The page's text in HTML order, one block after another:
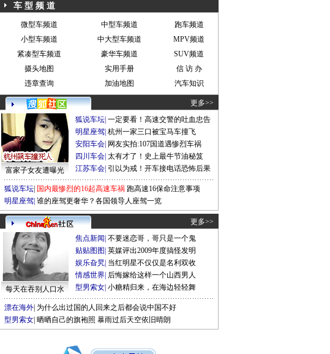
车 型 频 道
微型车频道 中型车频道
跑车频道
小型车频道
中大型车频道
MPV频道
紧凑型车频道
豪华车频道
SUV频道
摄头地图
实用手册
信 访 办
违章查询
加油地图 汽车知识
更多>>
富家子女友遭曝光
狐说车坛 一定要看！高速交警的吐血忠告
明星座驾 杭州一家三口被宝马车撞飞
安阳车会 网友实拍:107国道遇惨烈车祸
四川车会 太有才了！史上最牛节油秘笈
江苏车会 引以为戒！开车接电话恐怖后果
狐说车坛 国内最惨烈的16起高速车祸 跑高速16保命注意事项
明星座驾 谁的座驾更奢华？各国领导人座驾一览
更多>>
每天在吞别人口水
焦点新闻 不要迷恋哥，哥只是一个鬼
贴贴图图 英媒评出2009年度搞怪发明
娱乐旮旯 当红明星不仅仅是名利双收
情感世界 后悔嫁给这样一个山西男人
型男索女 小糖精归来，在海边轻轻舞
漂在海外 为什么出过国的人回来之后都会说中国不好
型男索女 晒晒自己的旗袍照 暴雨过后天空依旧晴朗